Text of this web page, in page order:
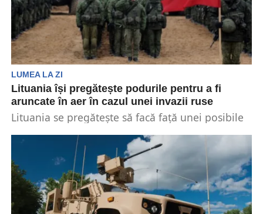
LUMEA LA ZI
Lituania își pregătește podurile pentru a fi
aruncate în aer în cazul unei invazii ruse
Lituania se pregătește să facă față unei posibile